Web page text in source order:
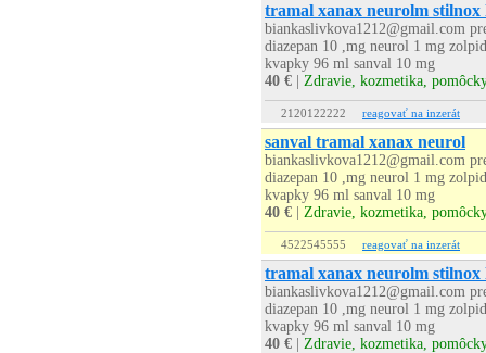
tramal xanax neurolm stilnox
biankaslivkova1212@gmail.com
diazepan 10 ,mg neurol 1 mg
kvapky 96 ml sanval 10 mg
40 €
Zdravie, kozmetika,
2120122222 reagovať na inzerát
sanval tramal xanax neurol
biankaslivkova1212@gmail.com
diazepan 10 ,mg neurol 1 mg
kvapky 96 ml sanval 10 mg
40 €
Zdravie, kozmetika,
4522545555 reagovať na inzerát
tramal xanax neurolm stilnox
biankaslivkova1212@gmail.com
diazepan 10 ,mg neurol 1 mg
kvapky 96 ml sanval 10 mg
40 €
Zdravie, kozmetika,